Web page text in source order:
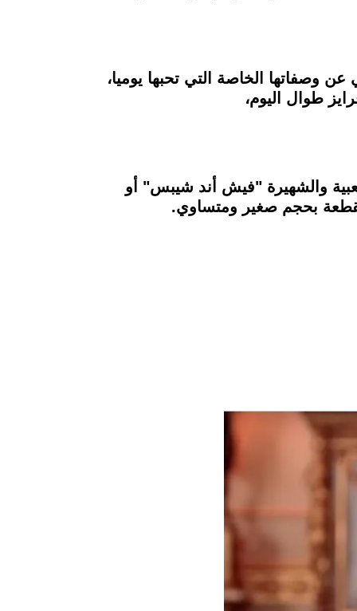
وصفاتها الخاصة التي تحبها يوميا،
طوال اليوم،
والشهيرة "فيش أند شيبس" أو
بحجم صغير ومتساوي.